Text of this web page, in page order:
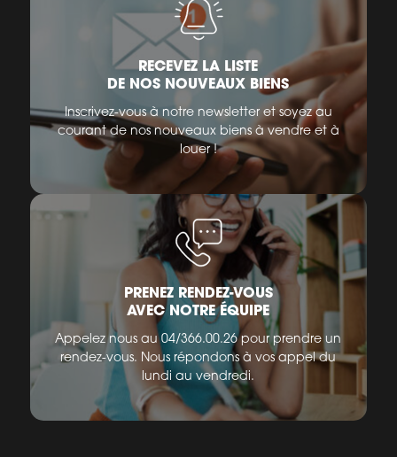
RECEVEZ LA LISTE
DE NOS NOUVEAUX BIENS
Inscrivez-vous à notre newsletter et soyez au
courant de nos nouveaux biens à vendre et à
louer !
PRENEZ RENDEZ-VOUS
AVEC NOTRE ÉQUIPE
Appelez nous au 04/366.00.26 pour prendre un
rendez-vous. Nous répondons à vos appel du
lundi au vendredi.